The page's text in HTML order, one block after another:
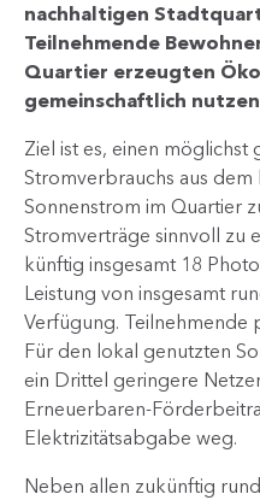
nachhaltigen
Teilnehmende
Quartier erzeugten
gemeinschaftlich
Ziel ist es, einen möglichst
Stromverbrauchs aus
Sonnenstrom im Quartier
Stromverträge sinnvoll zu
künftig insgesamt 18
Leistung von insgesamt
Verfügung. Teilnehmende
Für den lokal genutzten
ein Drittel geringere
Erneuerbaren-
Elektrizitätsabgabe weg.
Neben allen zukünftig